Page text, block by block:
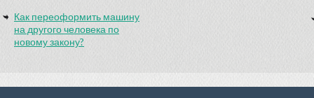
Как переоформить машину
на другого человека по
новому закону?